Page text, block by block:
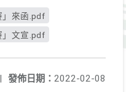
」來函.pdf
」文宣.pdf
發佈日期： 2022-02-08
|